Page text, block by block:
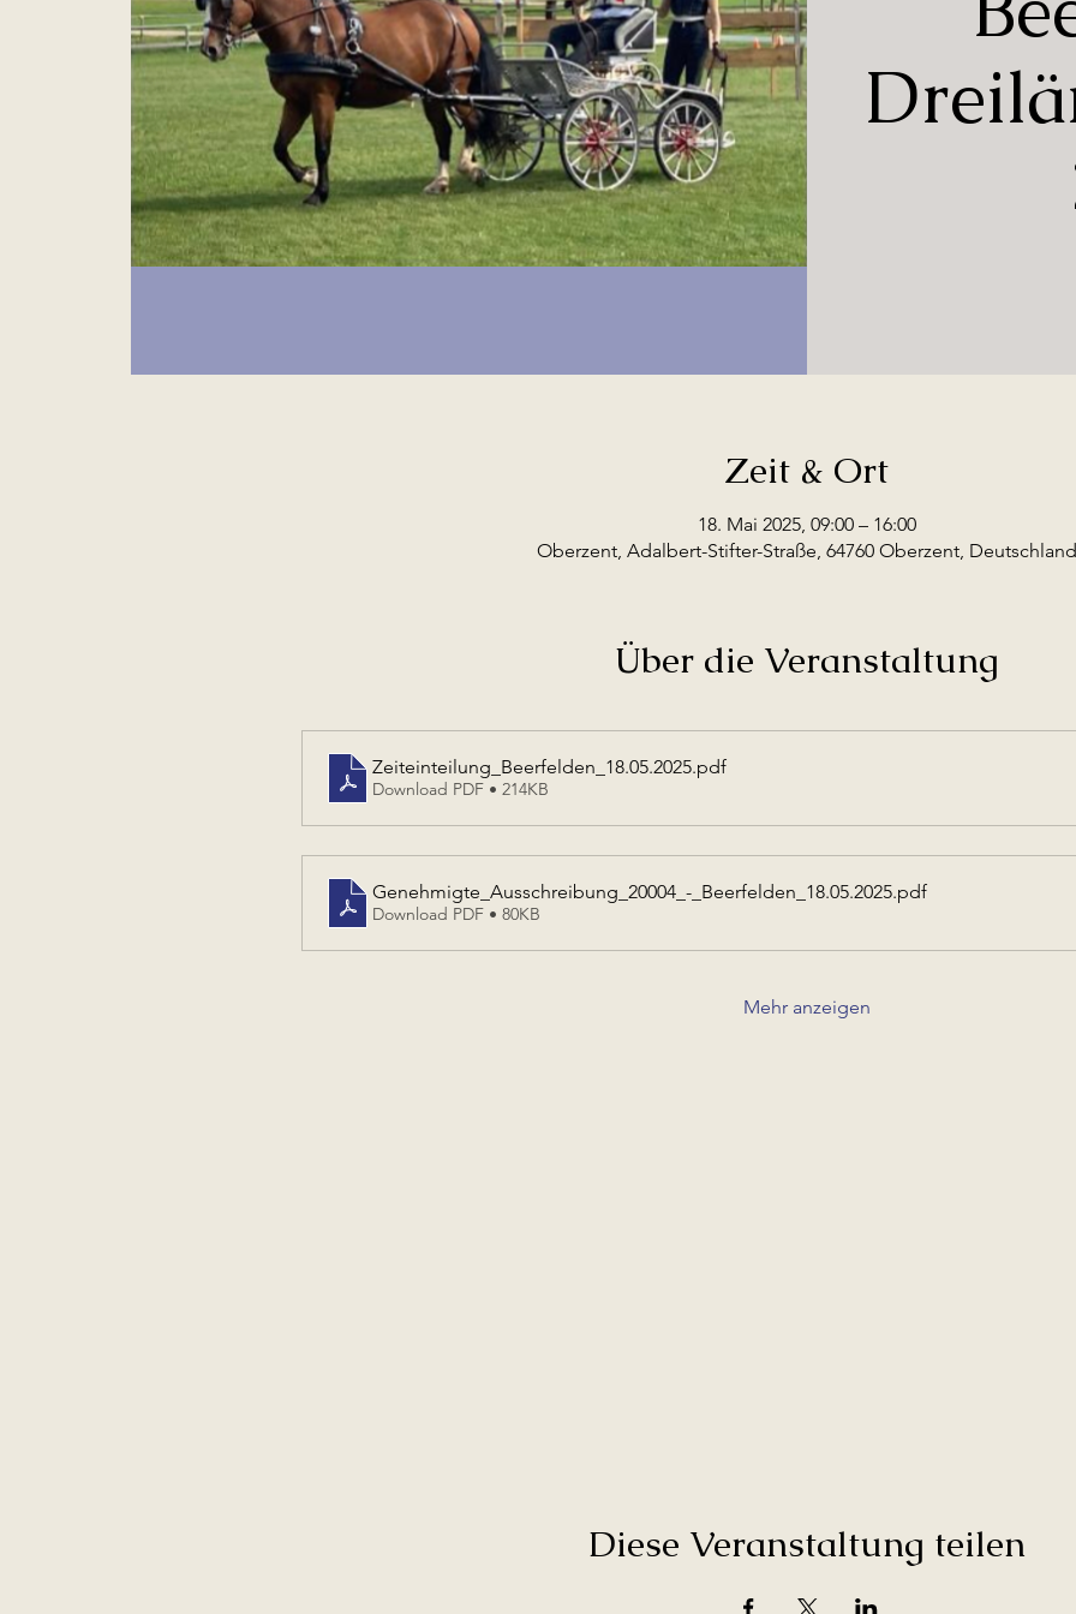
Zeit & Ort
18. Mai 2025, 09:00 – 16:00
Oberzent, Adalbert-Stifter-Straße, 64760 Oberzent, Deutschland
Über die Veranstaltung
Zeiteinteilung_Beerfelden_18.05.2025.pdf
Download PDF • 214KB
Genehmigte_Ausschreibung_20004_-_Beerfelden_18.05.2025.pdf
Download PDF • 80KB
Mehr anzeigen
Diese Veranstaltung teilen